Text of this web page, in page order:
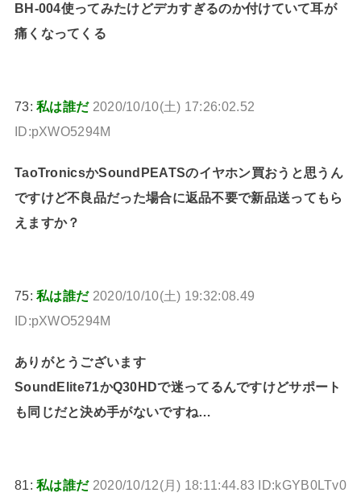
BH-004使ってみたけどデカすぎるのか付けていて耳が
痛くなってくる
73:私は誰だ 2020/10/10(土) 17:26:02.52
ID:pXWO5294M
TaoTronicsかSoundPEATSのイヤホン買おうと思うん
ですけど不良品だった場合に返品不要で新品送ってもら
えますか？
75:私は誰だ 2020/10/10(土) 19:32:08.49
ID:pXWO5294M
ありがとうございます
SoundElite71かQ30HDで迷ってるんですけどサポート
も同じだと決め手がないですね…
81:私は誰だ 2020/10/12(月) 18:11:44.83 ID:kGYB0LTv0